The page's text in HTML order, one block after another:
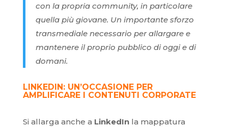
con la propria community, in particolare
quella più giovane. Un importante sforzo
transmediale necessario per allargare e
mantenere il proprio pubblico di oggi e di
domani.
LINKEDIN: UN’OCCASIONE PER
AMPLIFICARE I CONTENUTI CORPORATE
Si allarga anche a LinkedIn la mappatura